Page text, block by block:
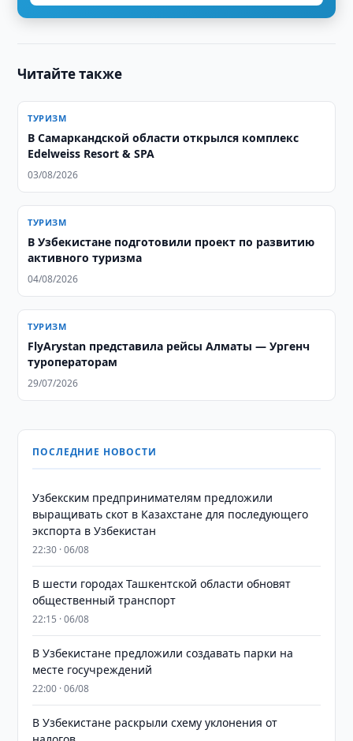
Читайте также
ТУРИЗМ
В Самаркандской области открылся комплекс
Edelweiss Resort & SPA
03/08/2026
ТУРИЗМ
В Узбекистане подготовили проект по развитию
активного туризма
04/08/2026
ТУРИЗМ
FlyArystan представила рейсы Алматы — Ургенч
туроператорам
29/07/2026
ПОСЛЕДНИЕ НОВОСТИ
Узбекским предпринимателям предложили
выращивать скот в Казахстане для последующего
экспорта в Узбекистан
22:30 · 06/08
В шести городах Ташкентской области обновят
общественный транспорт
22:15 · 06/08
В Узбекистане предложили создавать парки на
месте госучреждений
22:00 · 06/08
В Узбекистане раскрыли схему уклонения от